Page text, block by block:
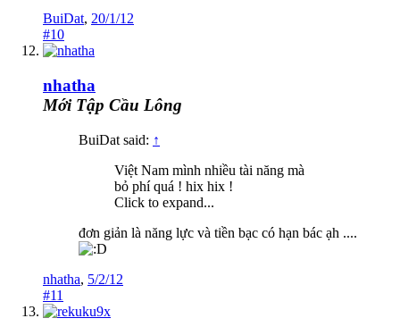
BuiDat, 20/1/12
#10
nhatha
Mới Tập Cầu Lông
BuiDat said: ↑
Việt Nam mình nhiều tài năng mà
bỏ phí quá ! hix hix !
Click to expand...
đơn giản là năng lực và tiền bạc có hạn bác ạh ....
nhatha, 5/2/12
#11